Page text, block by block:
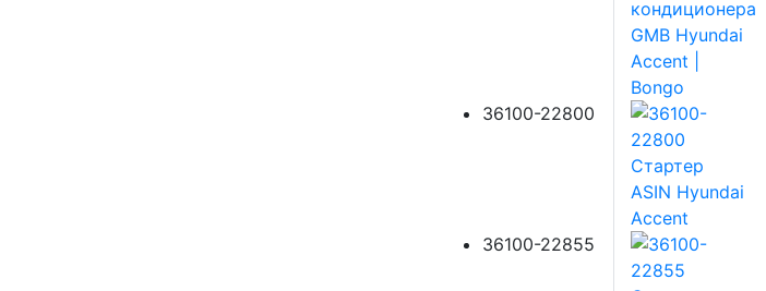
36100-22800
36100-22855